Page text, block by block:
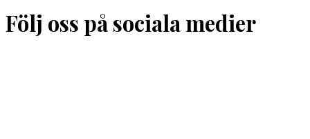
Följ oss på sociala medier